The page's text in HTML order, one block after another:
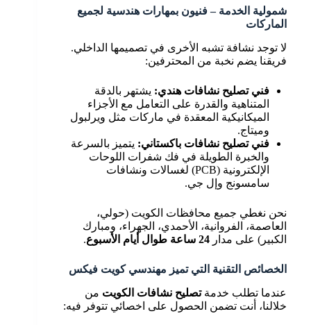
شمولية الخدمة – فنيون بمهارات هندسية لجميع
الماركات
لا توجد نشافة تشبه الأخرى في تصميمها الداخلي.
فريقنا يضم نخبة من المحترفين:
فني تصليح نشافات هندي: يشتهر بالدقة
المتناهية والقدرة على التعامل مع الأجزاء
الميكانيكية المعقدة في ماركات مثل ويرلبول
وميتاج.
فني تصليح نشافات باكستاني: يتميز بالسرعة
والخبرة الطويلة في فك شفرات اللوحات
الإلكترونية (PCB) لغسالات ونشافات
سامسونج وإل جي.
نحن نغطي جميع محافظات الكويت (حولي،
العاصمة، الفروانية، الأحمدي، الجهراء، ومبارك
الكبير) على مدار 24 ساعة طوال أيام الأسبوع .
الخصائص التقنية التي تميز مهندسي كويت فيكس
عندما تطلب خدمةتصليح نشافات الكويت من
خلالنا، أنت تضمن الحصول على اخصائي تتوفر فيه: